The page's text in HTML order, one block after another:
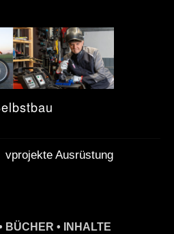
vprojekte Ausrüstung
BÜCHER • INHALTE